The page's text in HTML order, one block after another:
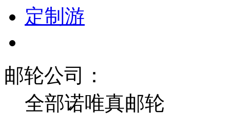
定制游
邮轮公司：
全部诺唯真邮轮